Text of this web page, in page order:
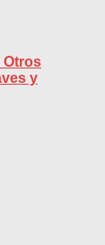
Otros
y